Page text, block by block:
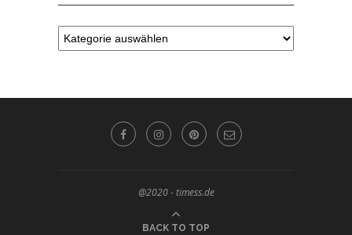
@2020 - timess.de
BACK TO TOP